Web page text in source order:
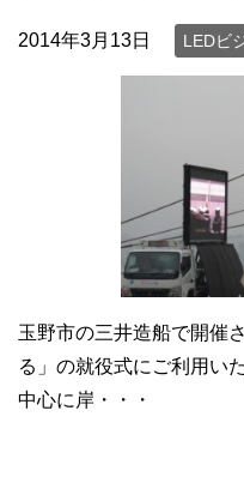
2014年3月13日 LEDビ
玉野市の三井造船で開催
る」の就役式にご利用い
中心に岸・・・